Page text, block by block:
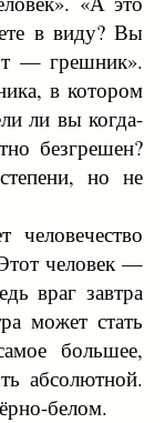
в виду? Вы
— грешник».
в котором
ли вы когда-
безгрешен?
но не
человек —
враг завтра
может стать
большее,
абсолютной.
белом.